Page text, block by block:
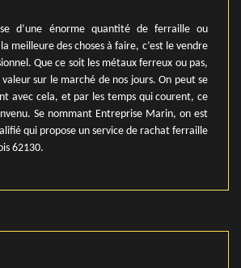
d’une énorme quantité de ferraille ou
meilleure des choses à faire, c’est le vendre
Que ce soit les métaux ferreux ou pas,
sur le marché de nos jours. On peut se
avec cela, et par les temps qui courent, ce
Se nommant Entreprise Marin, on est
qui propose un service de rachat ferraille
62130.